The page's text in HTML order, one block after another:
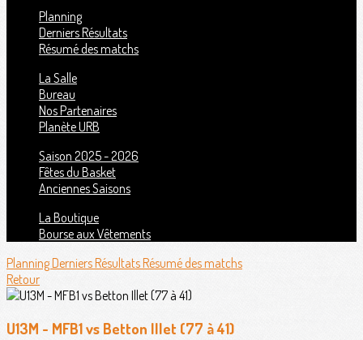
Planning
Derniers Résultats
Résumé des matchs
La Salle
Bureau
Nos Partenaires
Planète URB
Saison 2025 - 2026
Fêtes du Basket
Anciennes Saisons
La Boutique
Bourse aux Vêtements
PlanningDerniers RésultatsRésumé des matchs
Retour
U13M - MFB1 vs Betton Illet (77 à 41)